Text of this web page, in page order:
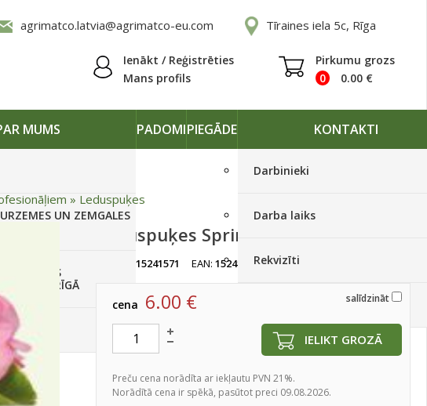
agrimatco.latvia@agrimatco-eu.com Tīraines iela 5c, Rīga
Ienākt / Reģistrēties
Mans profils
Pirkumu grozs
0
0.00 €
MUMS
UN ZEMGALES
VEIKALĀ RĪGĀ
PADOMIPIEGĀDE KONTAKTI
Darbinieki
Darba laiks
Rekvizīti
» Leduspuķes
Leduspuķes Sprint plus Rose 500 p
artikuls:15241571 EAN:15241571
salīdzināt
cena 6.00 €
IELIKT GROZĀ
Preču cena norādīta ar iekļautu PVN 21%.
Norādītā cena ir spēkā, pasūtot preci 09.08.2026.